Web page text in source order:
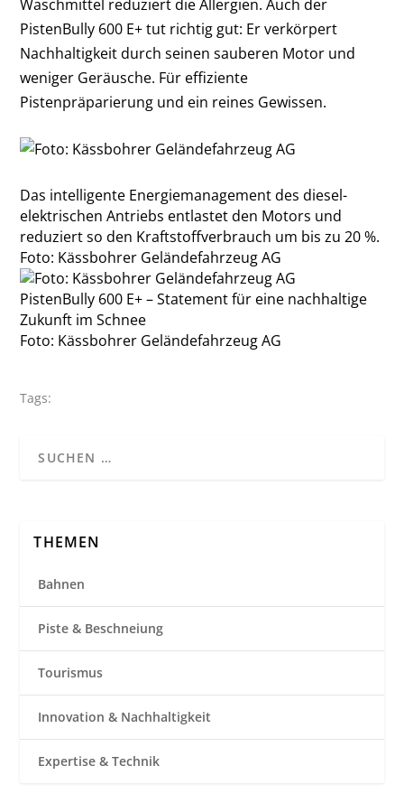
Waschmittel reduziert die Allergien. Auch der
PistenBully 600 E+ tut richtig gut: Er verkörpert
Nachhaltigkeit durch seinen sauberen Motor und
weniger Geräusche. Für effiziente
Pistenpräparierung und ein reines Gewissen.
Das intelligente Energiemanagement des diesel-
elektrischen Antriebs entlastet den Motors und
reduziert so den Kraftstoffverbrauch um bis zu 20 %.
Foto: Kässbohrer Geländefahrzeug AG
PistenBully 600 E+ – Statement für eine nachhaltige
Zukunft im Schnee
Foto: Kässbohrer Geländefahrzeug AG
Tags:
THEMEN
Bahnen
Piste & Beschneiung
Tourismus
Innovation & Nachhaltigkeit
Expertise & Technik